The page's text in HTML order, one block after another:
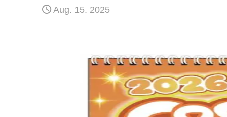
Aug. 15. 2025